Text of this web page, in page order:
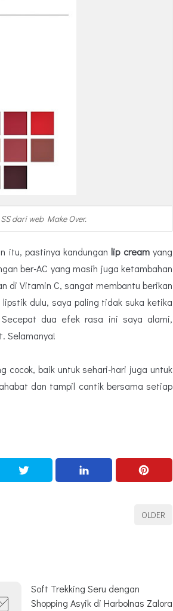
dari web Make Over.
itu, pastinya kandunganlip creamyang
ber-AC yang masih juga ketambahan
di Vitamin C, sangat membantu berikan
dulu, saya paling tidak suka ketika
dua efek rasa ini saya alami,
Selamanya!
cocok, baik untuk sehari-hari juga untuk
dan tampil cantik bersama setiap
OLDER
Soft Trekking Seru dengan
Shopping Asyik di Harbolnas Zalora